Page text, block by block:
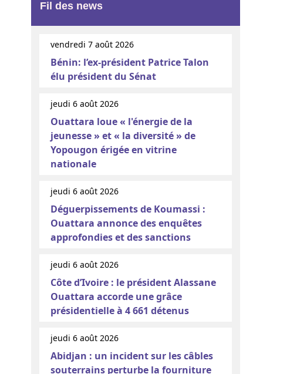
Fil des news
vendredi 7 août 2026
Bénin: l’ex-président Patrice Talon
élu président du Sénat
jeudi 6 août 2026
Ouattara loue « l'énergie de la
jeunesse » et « la diversité » de
Yopougon érigée en vitrine
nationale
jeudi 6 août 2026
Déguerpissements de Koumassi :
Ouattara annonce des enquêtes
approfondies et des sanctions
jeudi 6 août 2026
Côte d’Ivoire : le président Alassane
Ouattara accorde une grâce
présidentielle à 4 661 détenus
jeudi 6 août 2026
Abidjan : un incident sur les câbles
souterrains perturbe la fourniture